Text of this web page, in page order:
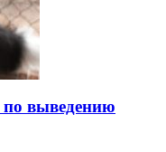
по выведению